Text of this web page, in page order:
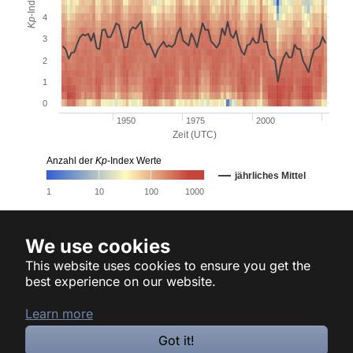
We use cookies
This website uses cookies to ensure you get the
best experience on our website.
Learn more
Got it!
Zeit (UTC)
Kp
1 10 100 1000
jährliches Mittel
Anzahl der Kp-Index Werte
1950 1975 2000
0
1
2
3
4
Home
Impressum
GFZ Helmholtz-Zentrum für Geoforschung